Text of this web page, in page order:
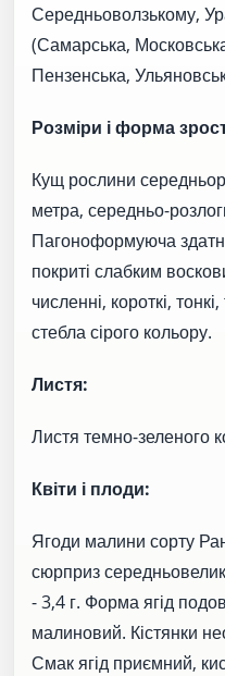
Середньоволзькому,
(Самарська,
Пензенська,
Розміри і форма
Кущ рослини
метра, середньо-
Пагоноформуюча
покриті слабким
численні, короткі,
стебла сірого кольору.
Листя:
Листя темно-зеленого
Квіти і плоди:
Ягоди малини сорту
сюрприз
- 3,4 г. Форма ягід
малиновий. Кістянки
Смак ягід приємний,